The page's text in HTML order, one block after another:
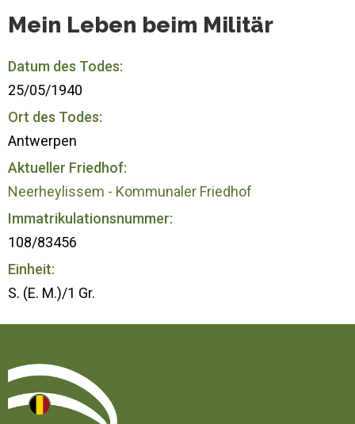
Mein Leben beim Militär
Datum des Todes:
25/05/1940
Ort des Todes:
Antwerpen
Aktueller Friedhof:
Neerheylissem - Kommunaler Friedhof
Immatrikulationsnummer:
108/83456
Einheit:
S. (E. M.)/1 Gr.